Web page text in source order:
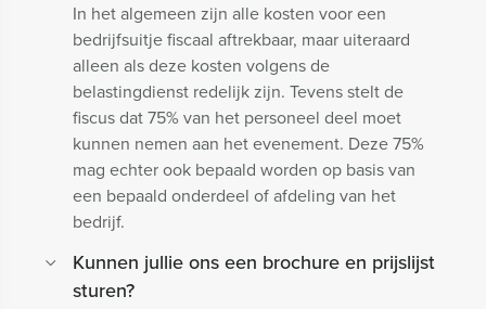
In het algemeen zijn alle kosten voor een
bedrijfsuitje fiscaal aftrekbaar, maar uiteraard
alleen als deze kosten volgens de
belastingdienst redelijk zijn. Tevens stelt de
fiscus dat 75% van het personeel deel moet
kunnen nemen aan het evenement. Deze 75%
mag echter ook bepaald worden op basis van
een bepaald onderdeel of afdeling van het
bedrijf.
Kunnen jullie ons een brochure en prijslijst
sturen?